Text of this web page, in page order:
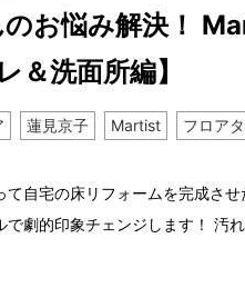
お悩み解決！
＆洗面所編】
蓮見京子 Martist フロア
て自宅の床リフォームを完成さ
で劇的印象チェンジします！ 汚